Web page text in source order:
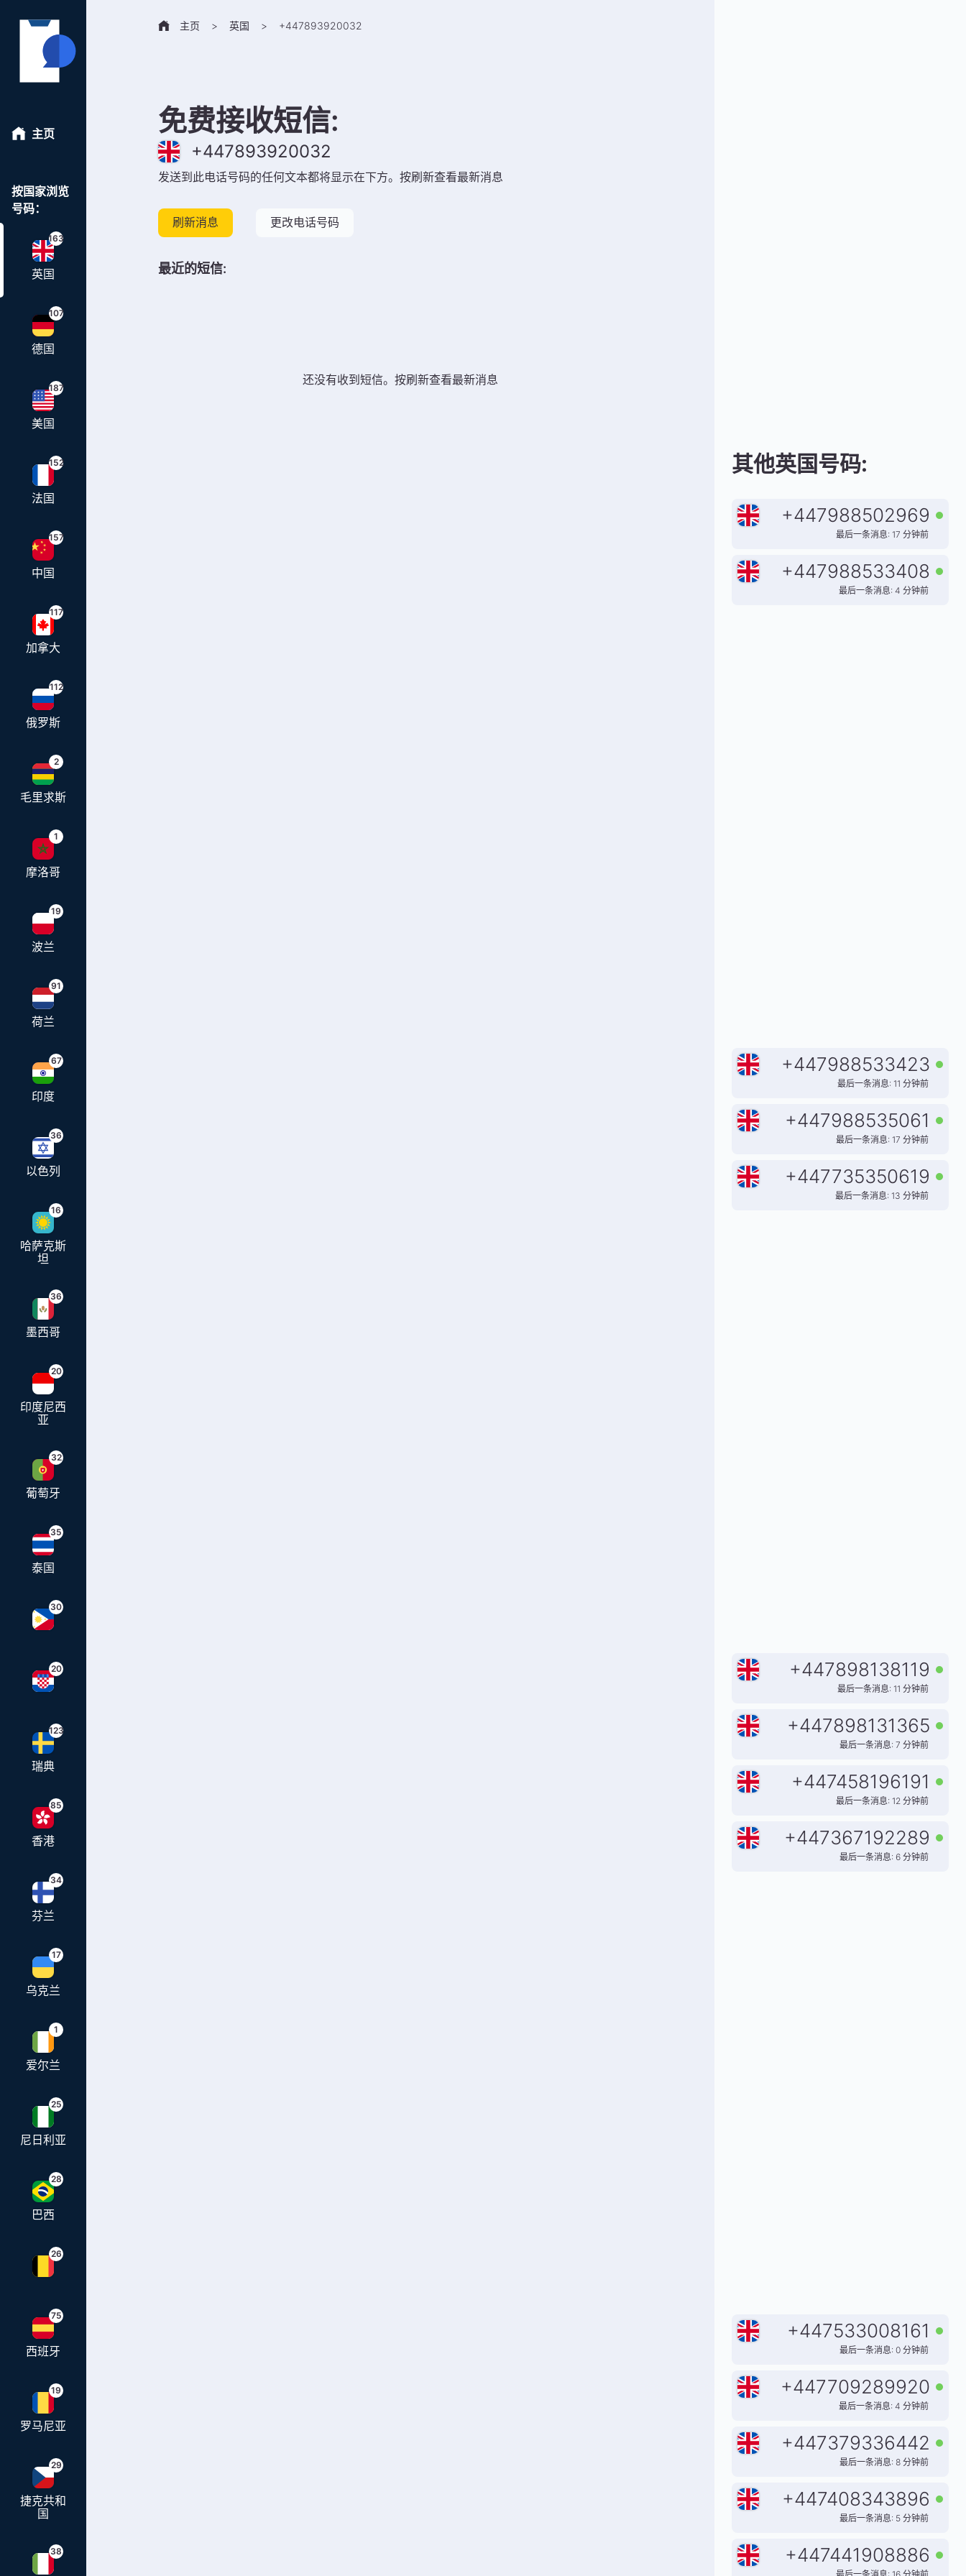
主页
按国家浏览
号码：
163
英国
107
德国
187
美国
152
法国
157
中国
117
加拿大
112
俄罗斯
2
毛里求斯
1
摩洛哥
19
波兰
91
荷兰
67
印度
36
以色列
16
哈萨克斯
坦
36
墨西哥
20
印度尼西
亚
32
葡萄牙
35
泰国
30
20
123
瑞典
85
香港
34
芬兰
17
乌克兰
1
爱尔兰
25
尼日利亚
28
巴西
26
75
西班牙
19
罗马尼亚
29
捷克共和
国
38
主页 > 英国 > +447893920032
免费接收短信:
+447893920032
发送到此电话号码的任何文本都将显示在下方。按刷新查看最新消息
刷新消息 更改电话号码
最近的短信:
还没有收到短信。按刷新查看最新消息
其他英国号码:
+447988502969
最后一条消息: 17 分钟前
+447988533408
最后一条消息: 4 分钟前
+447988533423
最后一条消息: 11 分钟前
+447988535061
最后一条消息: 17 分钟前
+447735350619
最后一条消息: 13 分钟前
+447898138119
最后一条消息: 11 分钟前
+447898131365
最后一条消息: 7 分钟前
+447458196191
最后一条消息: 12 分钟前
+447367192289
最后一条消息: 6 分钟前
+447533008161
最后一条消息: 0 分钟前
+447709289920
最后一条消息: 4 分钟前
+447379336442
最后一条消息: 8 分钟前
+447408343896
最后一条消息: 5 分钟前
+447441908886